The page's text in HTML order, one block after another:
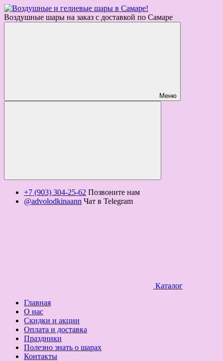
Воздушные шары на заказ с доставкой по Самаре
Меню
+7 (903) 304-25-62 Позвоните нам
@advolodkinaann Чат в Telegram
Каталог
Главная
О нас
Скидки и акции
Оплата и доставка
Праздники
Полезно знать о шарах
Контакты